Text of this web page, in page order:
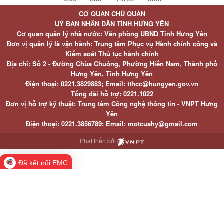
CƠ QUAN CHỦ QUẢN
UỶ BAN NHÂN DÂN TỈNH HƯNG YÊN
Cơ quan quản lý nhà nước: Văn phòng UBND Tỉnh Hưng Yên
Đơn vị quản lý là vận hành: Trung tâm Phục vụ Hành chính công và
Kiểm soát Thủ tục hành chính
Địa chỉ: Số 2 - Đường Chùa Chuông, Phường Hiến Nam, Thành phố
Hưng Yên, Tỉnh Hưng Yên
Điện thoại: 0221.3829883; Email: tthcc@hungyen.gov.vn
Tổng đài hỗ trợ: 0221.1022
Đơn vị hỗ trợ kỹ thuật: Trung tâm Công nghệ thông tin - VNPT Hưng
Yên
Điện thoại: 0221.3856789; Email: motcuahy@gmail.com
Phát triển bởi
Đã kết nối EMC